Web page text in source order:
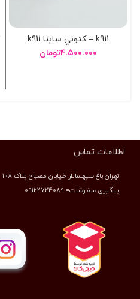
k911 – کتوني ساينا k911
۴.۵۰۰.۰۰۰تومان
اطلاعات تماس
تهران باغ سپهسالار خیابان مصباح پلاک ۱۰۸
پیگیری سفارشات= 09122724089